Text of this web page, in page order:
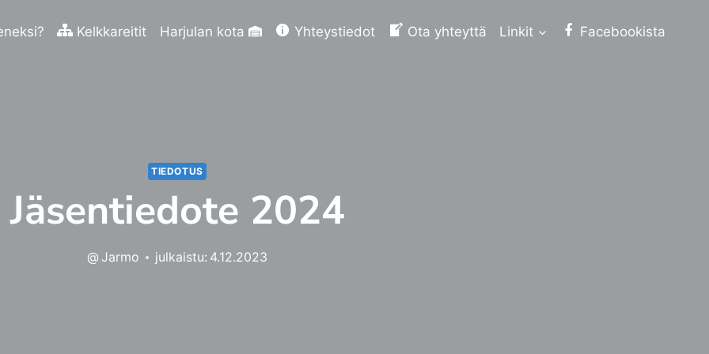
Kelkkareitit Harjulan kota Yhteystiedot Ota yhteyttä Linkit Facebookista
TIEDOTUS
Jäsentiedote 2024
@ Jarmo julkaistu: 4.12.2023